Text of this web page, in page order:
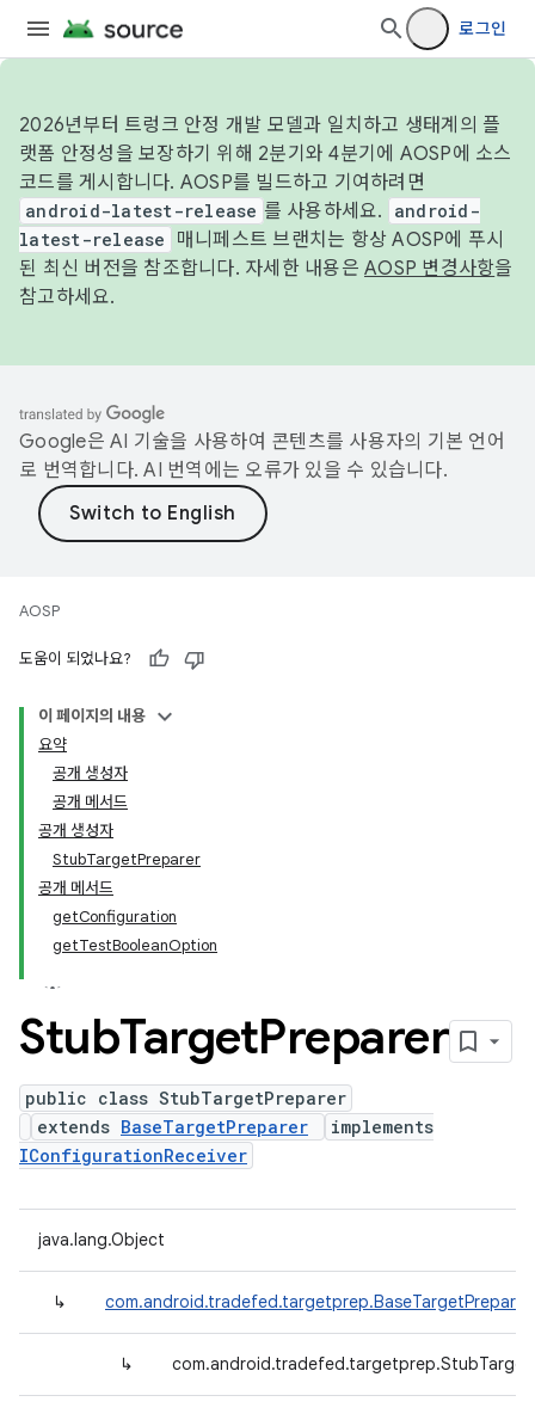
로그인
2026년부터 트렁크 안정 개발 모델과 일치하고 생태계의 플
랫폼 안정성을 보장하기 위해 2분기와 4분기에 AOSP에 소스
코드를 게시합니다. AOSP를 빌드하고 기여하려면
android-latest-release 를 사용하세요.
android-
latest-release
매니페스트 브랜치는 항상 AOSP에 푸시
된 최신 버전을 참조합니다. 자세한 내용은 AOSP 변경사항을
참고하세요.
Google은 AI 기술을 사용하여 콘텐츠를 사용자의 기본 언어
로 번역합니다. AI 번역에는 오류가 있을 수 있습니다.
AOSP
도움이 되었나요?
이 페이지의 내용
요약
공개 생성자
공개 메서드
공개 생성자
StubTargetPreparer
공개 메서드
getConfiguration
getTestBooleanOption
StubTargetPreparer
public class StubTargetPreparer
extends BaseTargetPreparer
implements
IConfigurationReceiver
java.lang.Object
↳ com.android.tradefed.targetprep.BaseTargetPreparer
↳